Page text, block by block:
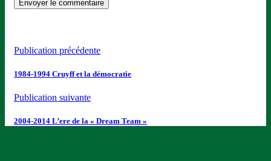
Publication précédente
1984-1994 Cruyff et la démocratie
Publication suivante
2004-2014 L’ere de la « Dream Team »